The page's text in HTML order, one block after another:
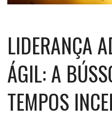
LIDERANÇA
ÁGIL: A
TEMPOS